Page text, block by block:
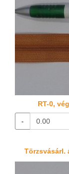
RT-0,
-
Törzsvásárl.